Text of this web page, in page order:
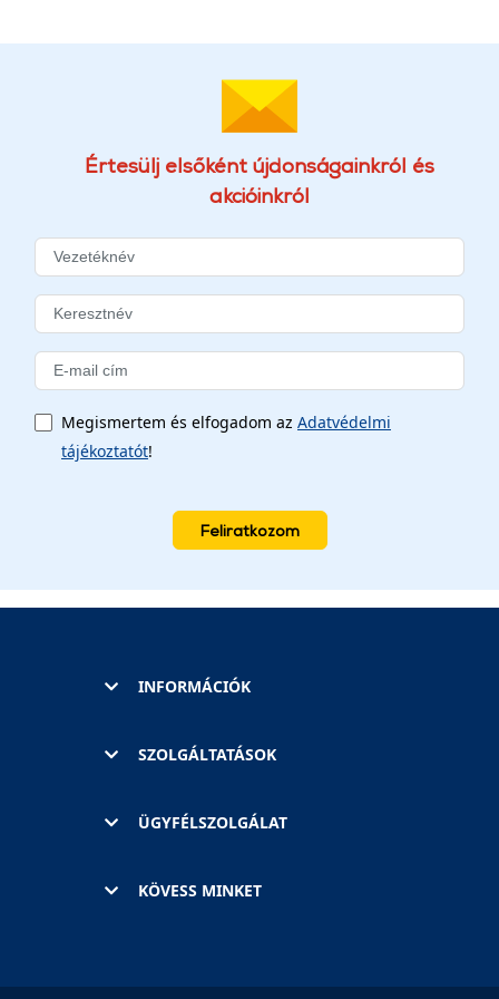
Értesülj elsőként újdonságainkról és
akcióinkról
Megismertem és elfogadom az Adatvédelmi
tájékoztatót!
Feliratkozom
INFORMÁCIÓK
SZOLGÁLTATÁSOK
ÜGYFÉLSZOLGÁLAT
KÖVESS MINKET